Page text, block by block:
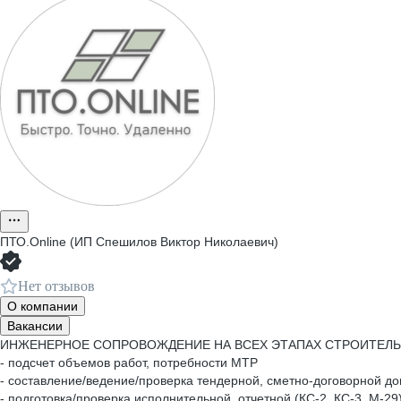
ПТО.Online (ИП Спешилов Виктор Николаевич)
Нет отзывов
О компании
Вакансии
ИНЖЕНЕРНОЕ СОПРОВОЖДЕНИЕ НА ВСЕХ ЭТАПАХ
- подсчет объемов работ, потребности МТР
- составление/ведение/проверка тендерной, сметно-договорной